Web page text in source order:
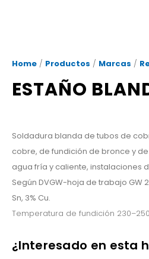
Home / Productos / Marcas /
ESTAÑO
Soldadura blanda de tubos de
cobre, de fundición de bronce y
agua fría y caliente, instalaciones
Según DVGW-hoja de trabajo GW
Sn, 3% Cu.
Temperatura de fundición
¿Interesado en esta